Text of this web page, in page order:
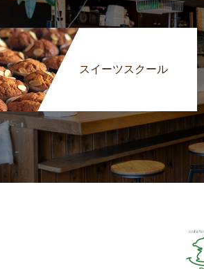
スイーツスクール